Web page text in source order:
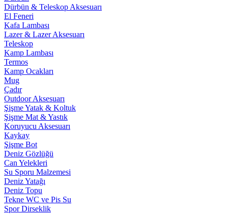
Dürbün & Teleskop Aksesuarı
El Feneri
Kafa Lambası
Lazer & Lazer Aksesuarı
Teleskop
Kamp Lambası
Termos
Kamp Ocakları
Mug
Çadır
Outdoor Aksesuarı
Şişme Yatak & Koltuk
Şişme Mat & Yastık
Koruyucu Aksesuarı
Kaykay
Şişme Bot
Deniz Gözlüğü
Can Yelekleri
Su Sporu Malzemesi
Deniz Yatağı
Deniz Topu
Tekne WC ve Pis Su
Spor Dirseklik